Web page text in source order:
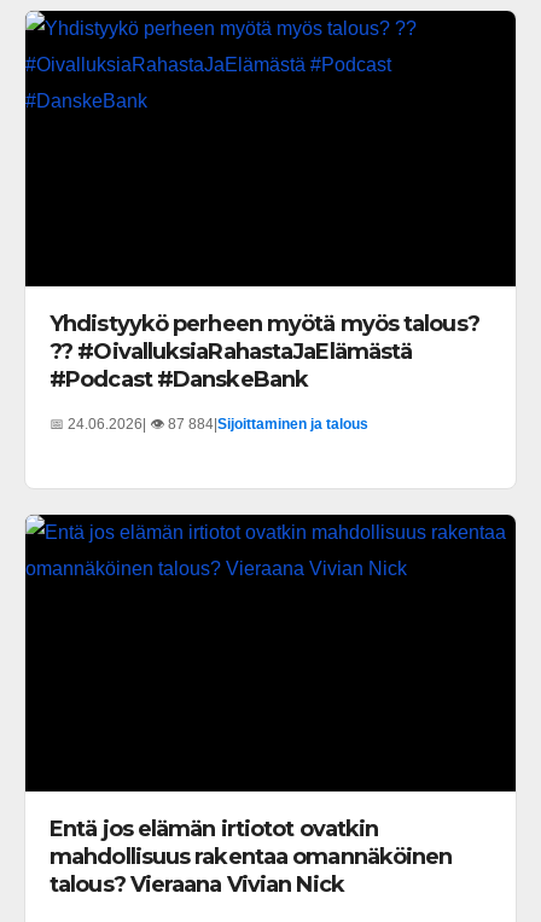
Yhdistyykö perheen myötä myös talous?
?? #OivalluksiaRahastaJaElämästä
#Podcast #DanskeBank
📅 24.06.2026 | 👁️ 87 884 Sijoittaminen ja talous
Entä jos elämän irtiotot ovatkin
mahdollisuus rakentaa omannäköinen
talous? Vieraana Vivian Nick